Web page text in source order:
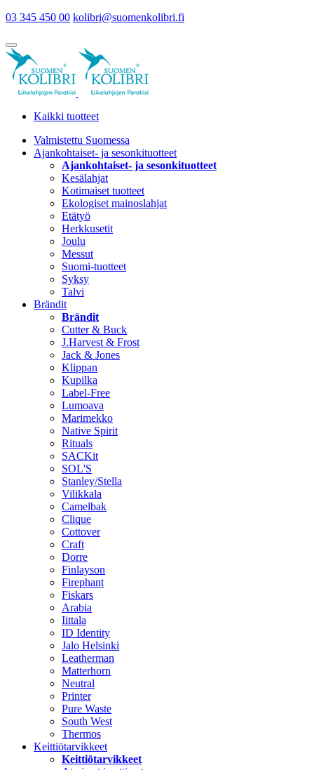
03 345 450 00 kolibri@suomenkolibri.fi
Kaikki tuotteet
Valmistettu Suomessa
Ajankohtaiset- ja sesonkituotteet
Ajankohtaiset- ja sesonkituotteet
Kesälahjat
Kotimaiset tuotteet
Ekologiset mainoslahjat
Etätyö
Herkkusetit
Joulu
Messut
Suomi-tuotteet
Syksy
Talvi
Brändit
Brändit
Cutter & Buck
J.Harvest & Frost
Jack & Jones
Klippan
Kupilka
Label-Free
Lumoava
Marimekko
Native Spirit
Rituals
SACKit
SOL'S
Stanley/Stella
Vilikkala
Camelbak
Clique
Cottover
Craft
Dorre
Finlayson
Firephant
Fiskars
Arabia
Iittala
ID Identity
Jalo Helsinki
Leatherman
Matterhorn
Neutral
Printer
Pure Waste
South West
Thermos
Keittiötarvikkeet
Keittiötarvikkeet